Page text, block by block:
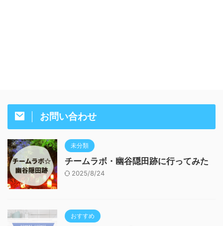
お問い合わせ
未分類
チームラボ・幽谷隠田跡に行ってみた
2025/8/24
おすすめ